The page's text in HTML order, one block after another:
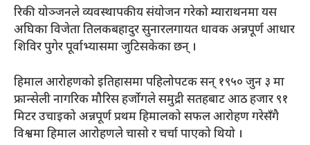
रिकी योञ्जनले व्यवस्थापकीय संयोजन गरेको म्याराथनमा यस
अघिका विजेता तिलकबहादुर सुनारलगायत धावक अन्नपूर्ण आधार
शिविर पुगेर पूर्वाभ्यासमा जुटिसकेका छन् ।
हिमाल आरोहणको इतिहासमा पहिलोपटक सन् १९५० जुन ३ मा
फ्रान्सेली नागरिक मौरिस हर्जोगले समुद्री सतहबाट आठ हजार ९१
मिटर उचाइको अन्नपूर्ण प्रथम हिमालको सफल आरोहण गरेसँगै
विश्वमा हिमाल आरोहणले चासो र चर्चा पाएको थियो ।